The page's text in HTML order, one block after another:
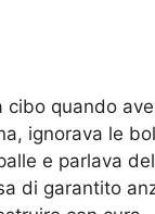
cibo quando
ignorava le
e parlava
di garantito